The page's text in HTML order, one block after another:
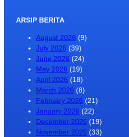
ARSIP BERITA
August 2026 (9)
July 2026 (39)
June 2026 (24)
May 2026 (19)
April 2026 (18)
March 2026 (8)
February 2026 (21)
January 2026 (22)
December 2025 (19)
November 2025 (33)